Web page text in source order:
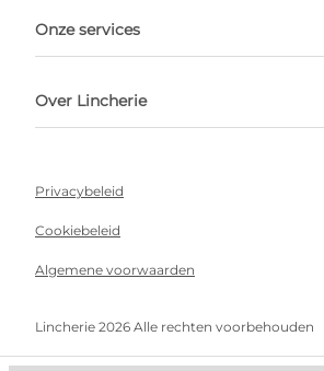
Onze services
Over Lincherie
Privacybeleid
Cookiebeleid
Algemene voorwaarden
Lincherie 2026 Alle rechten voorbehouden